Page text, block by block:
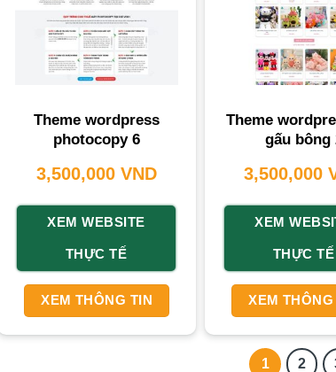
Theme wordpress
photocopy 6
3,500,000VND
XEM WEBSITE
THỰC TẾ
XEM THÔNG TIN
Theme
gấu bông
3,500,000
XEM
THỰC TẾ
XEM THÔNG
1 2